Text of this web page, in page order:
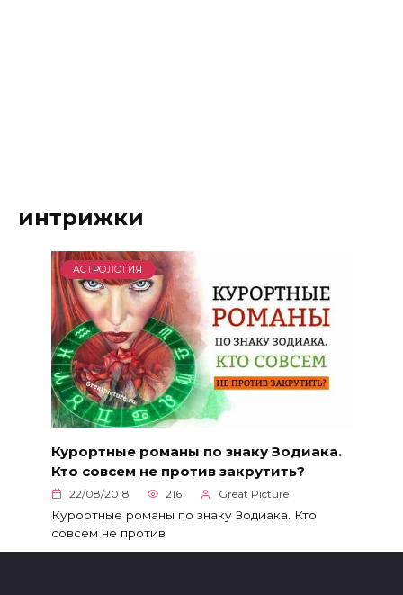
интрижки
АСТРОЛОГИЯ
Курортные романы по знаку Зодиака.
Кто совсем не против закрутить?
22/08/2018 216 Great Picture
Курортные романы по знаку Зодиака. Кто
совсем не против